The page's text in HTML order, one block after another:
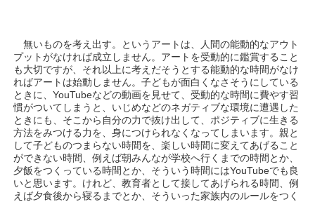
無いものを考え出す。というアートは、人間の能動的なアウト
プットがなければ成立しません。アートを受動的に鑑賞すること
も大切ですが、それ以上に考えだそうとする能動的な時間がなけ
ればアートは始動しません。子どもが面白くなさそうにしている
ときに、YouTubeなどの動画を見せて、受動的な時間に費やす習
慣がついてしまうと、いじめなどのネガティブな環境に遭遇した
ときにも、そこから自分の力で抜け出して、ポジティブに生きる
方法をみつける力を、身につけられなくなってしまいます。親と
して子どものつまらない時間を、楽しい時間に変えてあげること
ができない時間、例えば朝みんなが学校へ行くまでの時間とか、
夕飯をつくっている時間とか、そういう時間にはYouTubeでも良
いと思います。けれど、教育者として接してあげられる時間、例
えば夕食後から寝るまでとか、そういった家族内のルールをつく